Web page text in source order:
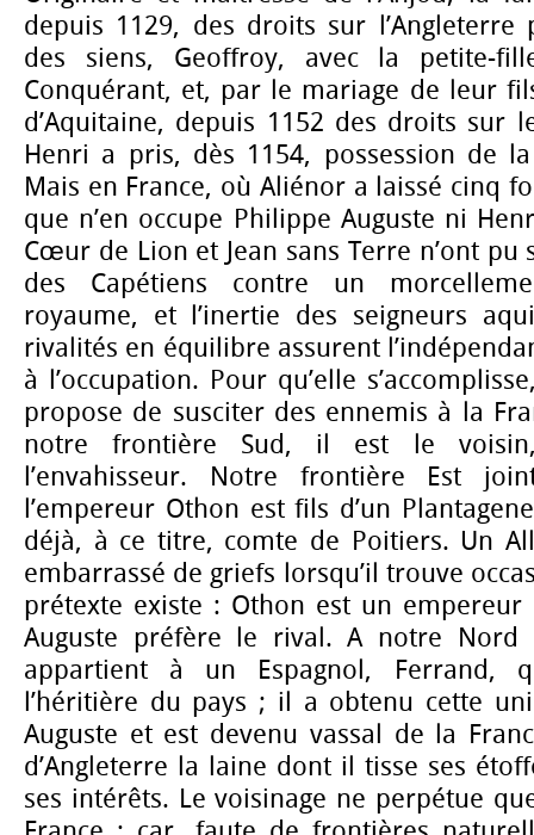
depuis 1129, des droits sur l’Angleterre
des siens, Geoffroy, avec la petite-
Conquérant, et, par le mariage de leur
d’Aquitaine, depuis 1152 des droits sur
Henri a pris, dès 1154, possession de
Mais en France, où Aliénor a laissé cinq
que n’en occupe Philippe Auguste ni
Cœur de Lion et Jean sans Terre n’ont pu
des Capétiens contre un
royaume, et l’inertie des seigneurs
rivalités en équilibre assurent
à l’occupation. Pour qu’elle
propose de susciter des ennemis à la
notre frontière Sud, il est le
l’envahisseur. Notre frontière Est
l’empereur Othon est fils d’un
déjà, à ce titre, comte de Poitiers. Un
embarrassé de griefs lorsqu’il trouve
prétexte existe : Othon est un empereur
Auguste préfère le rival. A notre Nord
appartient à un Espagnol, Ferrand,
l’héritière du pays ; il a obtenu cette
Auguste et est devenu vassal de la
d’Angleterre la laine dont il tisse ses
ses intérêts. Le voisinage ne perpétue